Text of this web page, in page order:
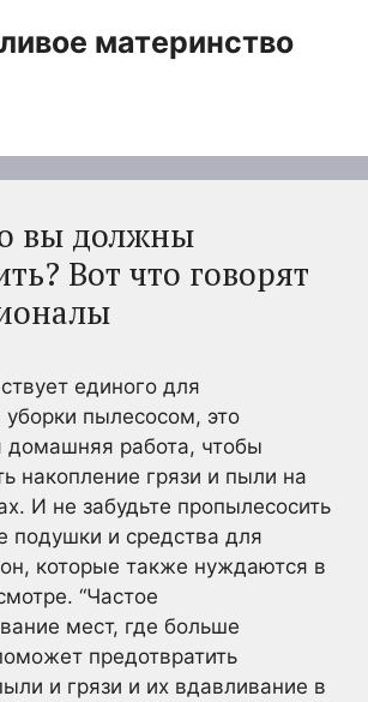
материнство
вы должны
Вот что говорят
единого для
уборки пылесосом, это
домашняя работа, чтобы
накопление грязи и пыли на
И не забудьте пропылесосить
подушки и средства для
которые также нуждаются в
“Частое
мест, где больше
предотвратить
и грязи и их вдавливание в